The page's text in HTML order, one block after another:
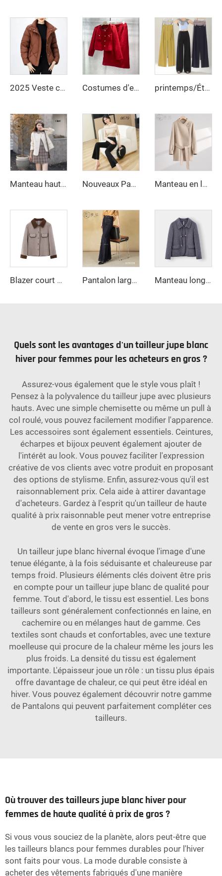
2025 Veste courte ajustée à manches bouffantes pour femmes, rembourrée de duvet d'oie blanc chaud et épais, nouveau modèle à la mode, hiver Costumes d'entreprise pour femmes en gros Costume rouge deux pièces Veste en tweed et jupe Robe pour femmes printemps/Été 2025 Nouveaux Pantalons Amples à Jambes Larges Coupe Slim Style Droite Taille Haute Pantalons Décontractés du Fabricant
Manteau haut de gamme vintage en laine double face long automne/hiver décontracté petits revers croisé décor en fourrure de mouton Nouveaux Pantalons de Travail Formels pour Femmes Pantalons de Bureau Féminins Habillés Décontractés Pantalons Fuseau Évasés avec Poches Manteau en laine à col montant doux et souple - Manteau mi-long cintré flatteur avec ceinture à la taille
Blazer court mode automne nouvelle tendance pour femme en tissu mélangé vêtement d'extérieur vintage à manches longues chic féminin Pantalon large évasé pour femme avec manches longues et fermeture à glissière, style urbain automnal, résistant aux rides, jean décontracté Manteau long élégant en laine double face pour femme, vintage, haut de gamme, automne-hiver, col petit revers, doublure en nylon, orné de fourrure de mouton
Quels sont les avantages d'un tailleur jupe blanc
hiver pour femmes pour les acheteurs en gros ?
Assurez-vous également que le style vous plaît !
Pensez à la polyvalence du tailleur jupe avec plusieurs
hauts. Avec une simple chemisette ou même un pull à
col roulé, vous pouvez facilement modifier l'apparence.
Les accessoires sont également essentiels. Ceintures,
écharpes et bijoux peuvent également ajouter de
l'intérêt au look. Vous pouvez faciliter l'expression
créative de vos clients avec votre produit en proposant
des options de stylisme. Enfin, assurez-vous qu'il est
raisonnablement prix. Cela aide à attirer davantage
d'acheteurs. Gardez à l'esprit qu'un tailleur de haute
qualité à prix raisonnable peut mener votre entreprise
de vente en gros vers le succès.
Un tailleur jupe blanc hivernal évoque l'image d'une
tenue élégante, à la fois séduisante et chaleureuse par
temps froid. Plusieurs éléments clés doivent être pris
en compte pour un tailleur jupe blanc de qualité pour
femme. Tout d'abord, le tissu est essentiel. Les bons
tailleurs sont généralement confectionnés en laine, en
cachemire ou en mélanges haut de gamme. Ces
textiles sont chauds et confortables, avec une texture
moelleuse qui procure de la chaleur même les jours les
plus froids. La densité du tissu est également
importante. L'épaisseur joue un rôle : un tissu plus épais
offre davantage de chaleur, ce qui peut être idéal en
hiver. Vous pouvez également découvrir notre gamme
de Pantalons qui peuvent parfaitement compléter ces
tailleurs.
Où trouver des tailleurs jupe blanc hiver pour
femmes de haute qualité à prix de gros ?
Si vous vous souciez de la planète, alors peut-être que
les tailleurs blancs pour femmes durables pour l'hiver
sont faits pour vous. La mode durable consiste à
acheter des vêtements fabriqués d'une manière